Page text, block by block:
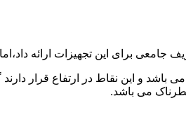
برای این تجهیزات ارائه
و این نقاط در ارتفاع قرار
می باشد.